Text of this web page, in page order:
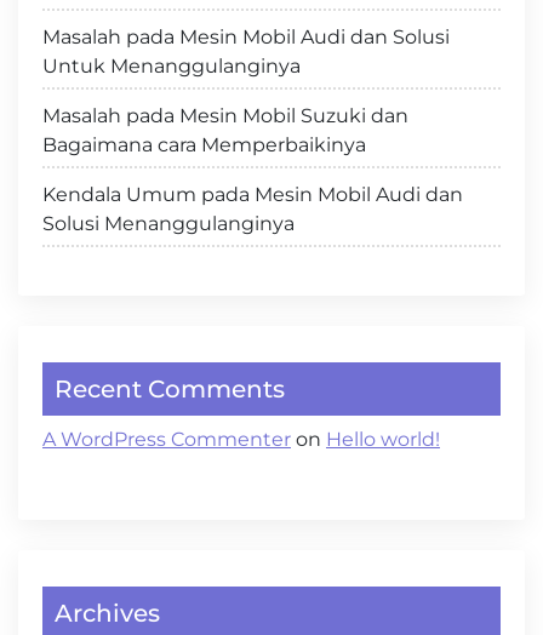
Masalah pada Mesin Mobil Audi dan Solusi
Untuk Menanggulanginya
Masalah pada Mesin Mobil Suzuki dan
Bagaimana cara Memperbaikinya
Kendala Umum pada Mesin Mobil Audi dan
Solusi Menanggulanginya
Recent Comments
A WordPress Commenter on Hello world!
Archives